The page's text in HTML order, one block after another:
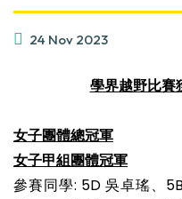
24 Nov 2023
學界越野比
女子團體總冠軍
女子甲組團體冠軍
參賽同學: 5D 吳卓瑤、